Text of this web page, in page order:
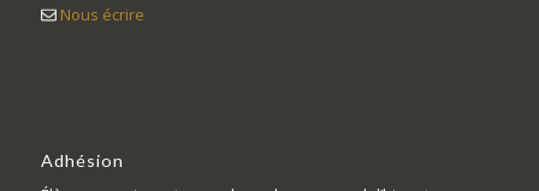
Nous écrire
Adhésion